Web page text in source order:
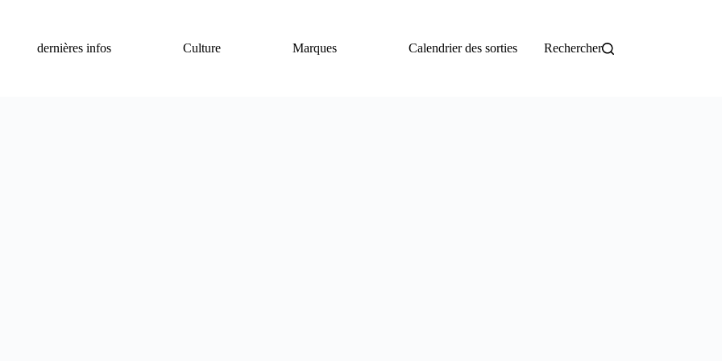
dernières infos
Culture Marques Calendrier des sorties Rechercher